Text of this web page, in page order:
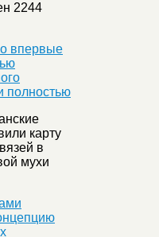
2244
впервые
карту
в
мухи